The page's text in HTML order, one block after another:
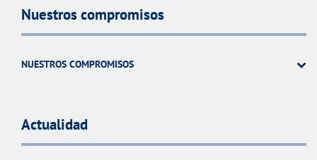
Nuestros compromisos
NUESTROS COMPROMISOS
Actualidad